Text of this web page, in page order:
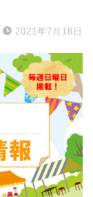
2021年7月18日